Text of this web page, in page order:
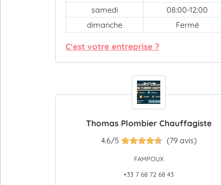
samedi
08:00-12:00
dimanche
Fermé
C'est votre entreprise ?
Thomas Plombier Chauffagiste
4.6/5 (79 avis)
FAMPOUX
+33 7 68 72 68 43